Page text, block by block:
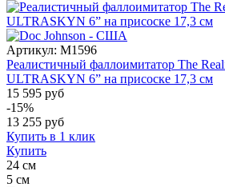
Артикул: M1596
Реалистичный фаллоимитатор The
ULTRASKYN 6” на присоске 17,3 см
15 595 руб
-15%
13 255 руб
Купить в 1 клик
Купить
24 см
5 см